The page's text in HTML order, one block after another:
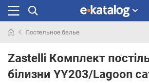
раньше
Постельное белье
Zastelli Комплект
білизни YY203/Lagoon